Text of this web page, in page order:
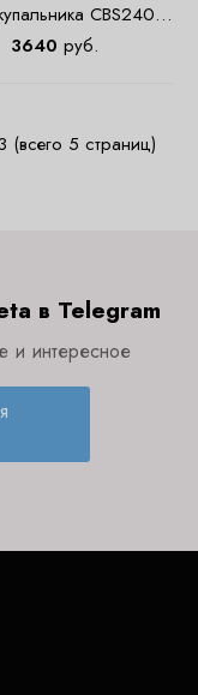
CBS240
NEG
3640 руб.
5 страниц)
в Telegram
и интересное